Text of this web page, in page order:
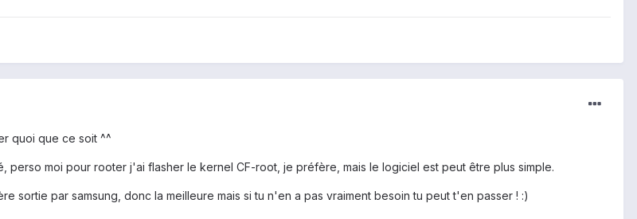
quoi que ce soit ^^
perso moi pour rooter j'ai flasher le kernel CF-root, je préfère, mais le logiciel est peut être plus simple.
sortie par samsung, donc la meilleure mais si tu n'en a pas vraiment besoin tu peut t'en passer ! :)